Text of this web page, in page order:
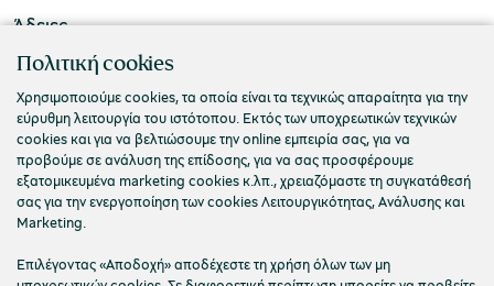
Άδειες
ΠΟΛΙΤΙΣΤΙΚΟ ΙΔΡΥΜΑ ΟΜΙΛΟΥ ΠΕΙΡΑΙΩΣ
Τ. 210 3256922
Ε. info@piop.gr
ΣΥΝΔΕΘΕΙΤΕ ΜΑΖΙ ΜΑΣ
Πολιτική cookies
Χρησιμοποιούμε cookies, τα οποία είναι τα τεχνικώς απαραίτητα για την
εύρυθμη λειτουργία του ιστότοπου. Εκτός των υποχρεωτικών τεχνικών
cookies και για να βελτιώσουμε την online εμπειρία σας, για να
προβούμε σε ανάλυση της επίδοσης, για να σας προσφέρουμε
εξατομικευμένα marketing cookies κ.λπ., χρειαζόμαστε τη συγκατάθεσή
σας για την ενεργοποίηση των cookies Λειτουργικότητας, Ανάλυσης και
Marketing.
Επιλέγοντας «Αποδοχή» αποδέχεστε τη χρήση όλων των μη